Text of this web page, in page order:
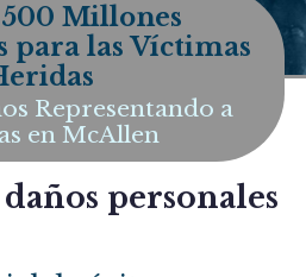
Millones
para las Víctimas
Representando a
en McAllen
personales